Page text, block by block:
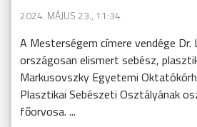
2024. MÁJUS 23., 11:34
A Mesterségem címere vendége Dr.
országosan elismert sebész,
Markusovszky Egyetemi
Plasztikai Sebészeti Osztályának
főorvosa. ...